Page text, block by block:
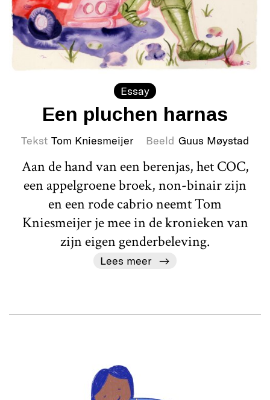
Essay
Een pluchen harnas
Tekst Tom Kniesmeijer Beeld Guus Møystad
Aan de hand van een berenjas, het COC,
een appelgroene broek, non-binair zijn
en een rode cabrio neemt Tom
Kniesmeijer je mee in de kronieken van
zijn eigen genderbeleving.
Lees meer